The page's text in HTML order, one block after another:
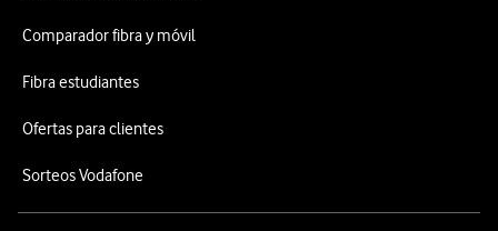
Comparador fibra y móvil
Fibra estudiantes
Ofertas para clientes
Sorteos Vodafone